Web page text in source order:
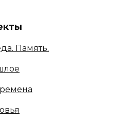
Память.